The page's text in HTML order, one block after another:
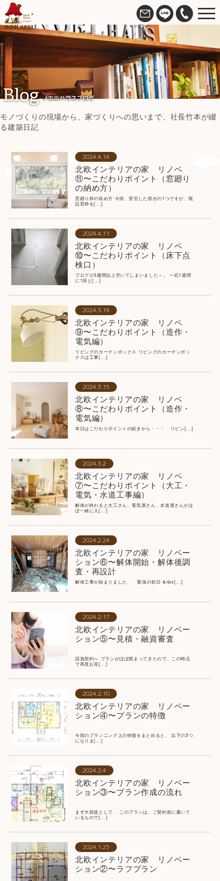
モノづくりの現場から、家づくりへの思いまで、社長竹本が綴
る建築日記
2024.4.14
北欧インテリアの家 リノベ
⑪〜こだわりポイント（窓廻り
の納め方）
窓廻り枠の収め方 今回、苦労した部分の1つですが、既
設窓枠を[...]
2024.4.11
北欧インテリアの家 リノベ
⑩〜こだわりポイント（床下点
検口）
ブログが3週間以上空いてしまいました～。 一応1週間
に1回と[...]
2024.3.19
北欧インテリアの家 リノベ
⑨〜こだわりポイント（造作・
電気編）
リビングのカーテンボックス リビングのカーテンボッ
クスは工事[...]
2024.3.15
北欧インテリアの家 リノベ
⑧〜こだわりポイント（造作・
電気編）
本日はこだわりポイントの続きから・・・ リビン[...]
2024.3.2
北欧インテリアの家 リノベ
⑦〜こだわりポイント（大工・
電気・水道工事編）
解体が終わると大工さん、電気屋さん、水道屋さんがほ
ぼ一緒に入[...]
2024.2.24
北欧インテリアの家 リノベー
ション⑥〜解体開始・解体後調
査・再設計
解体工事が始まりました 緊張の初日 &nbs[...]
2024.2.17
北欧インテリアの家 リノベー
ション⑤〜見積・融資審査
請負契約へ プランがほぼ固まってきたので、この時点
で再度お見[...]
2024.2.10
北欧インテリアの家 リノベー
ション④〜プランの特徴
今回のプランニング上の特徴をまとめると、 以下の3つ
になりま[...]
2024.2.4
北欧インテリアの家 リノベー
ション③〜プラン作成の流れ
まず大前提として、 このプランは、ご契約前に書いて
いるもので[...]
2024.1.25
北欧インテリアの家 リノベー
ション②〜ラフプラン